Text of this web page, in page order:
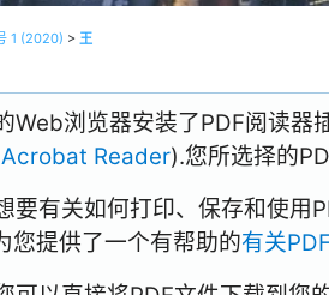
1 (2020) > 王
Web浏览器安装了PDF阅读器
Reader).您所选择的
要有关如何打印、保存和使用
您提供了一个有帮助的有关